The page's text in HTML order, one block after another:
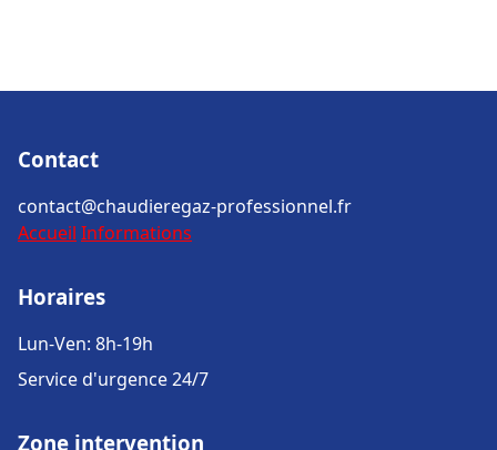
Contact
contact@chaudieregaz-professionnel.fr
Accueil Informations
Horaires
Lun-Ven: 8h-19h
Service d'urgence 24/7
Zone intervention